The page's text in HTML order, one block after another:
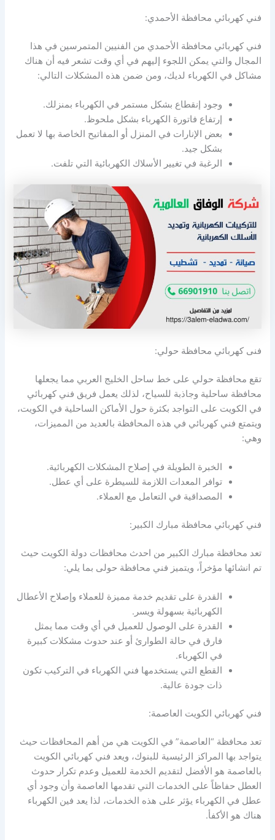
فني كهربائي محافظة الأحمدي:
فني كهربائي محافظة الأحمدي من الفنيين المتمرسين في هذا
المجال والتي يمكن اللجوء إليهم في أي وقت تشعر فيه أن هناك
مشاكل في الكهرباء لديك، ومن ضمن هذه المشكلات التالي:
وجود إنقطاع بشكل مستمر في الكهرباء بمنزلك.
إرتفاع فاتورة الكهرباء بشكل ملحوظ.
بعض الإنارات في المنزل أو المفاتيح الخاصة بها لا تعمل
بشكل جيد.
الرغبة في تغيير الأسلاك الكهربائية التي تلفت.
فنى كهربائي محافظة حولي:
تقع محافظة حولي على خط ساحل الخليج العربي مما يجعلها
محافظة ساحلية وجاذبة للسياح، لذلك يعمل فريق فني كهربائي
في الكويت على التواجد بكثرة حول الأماكن الساحلية في الكويت،
ويتمتع فني كهربائي في هذه المحافظة بالعديد من المميزات،
وهي:
الخبرة الطويلة في إصلاح المشكلات الكهربائية.
توافر المعدات اللازمة للسيطرة على أي عطل.
المصداقية في التعامل مع العملاء.
فني كهربائي محافظة مبارك الكبير:
تعد محافظة مبارك الكبير من احدث محافظات دولة الكويت حيث
تم انشائها مؤخراً، ويتميز فني محافظة حولى بما يلي:
القدرة على تقديم خدمة مميزة للعملاء وإصلاح الأعطال
الكهربائية بسهولة ويسر.
القدرة على الوصول للعميل في أي وقت مما يمثل
فارق في حالة الطوارئ أو عند حدوث مشكلات كبيرة
في الكهرباء.
القطع التي يستخدمها فني الكهرباء في التركيب تكون
ذات جودة عالية.
فني كهربائي الكويت العاصمة:
تعد محافظة “العاصمة” في الكويت هي من أهم المحافظات حيث
يتواجد بها المراكز الرئيسية للبنوك، ويعد فني كهربائي الكويت
بالعاصمة هو الأفضل لتقديم الخدمة للعميل وعدم تكرار حدوث
العطل حفاظاً على الخدمات التي تقدمها العاصمة وأن وجود أي
عطل في الكهرباء يؤثر على هذه الخدمات، لذا يعد فين الكهرباء
هناك هو الأكفأ.